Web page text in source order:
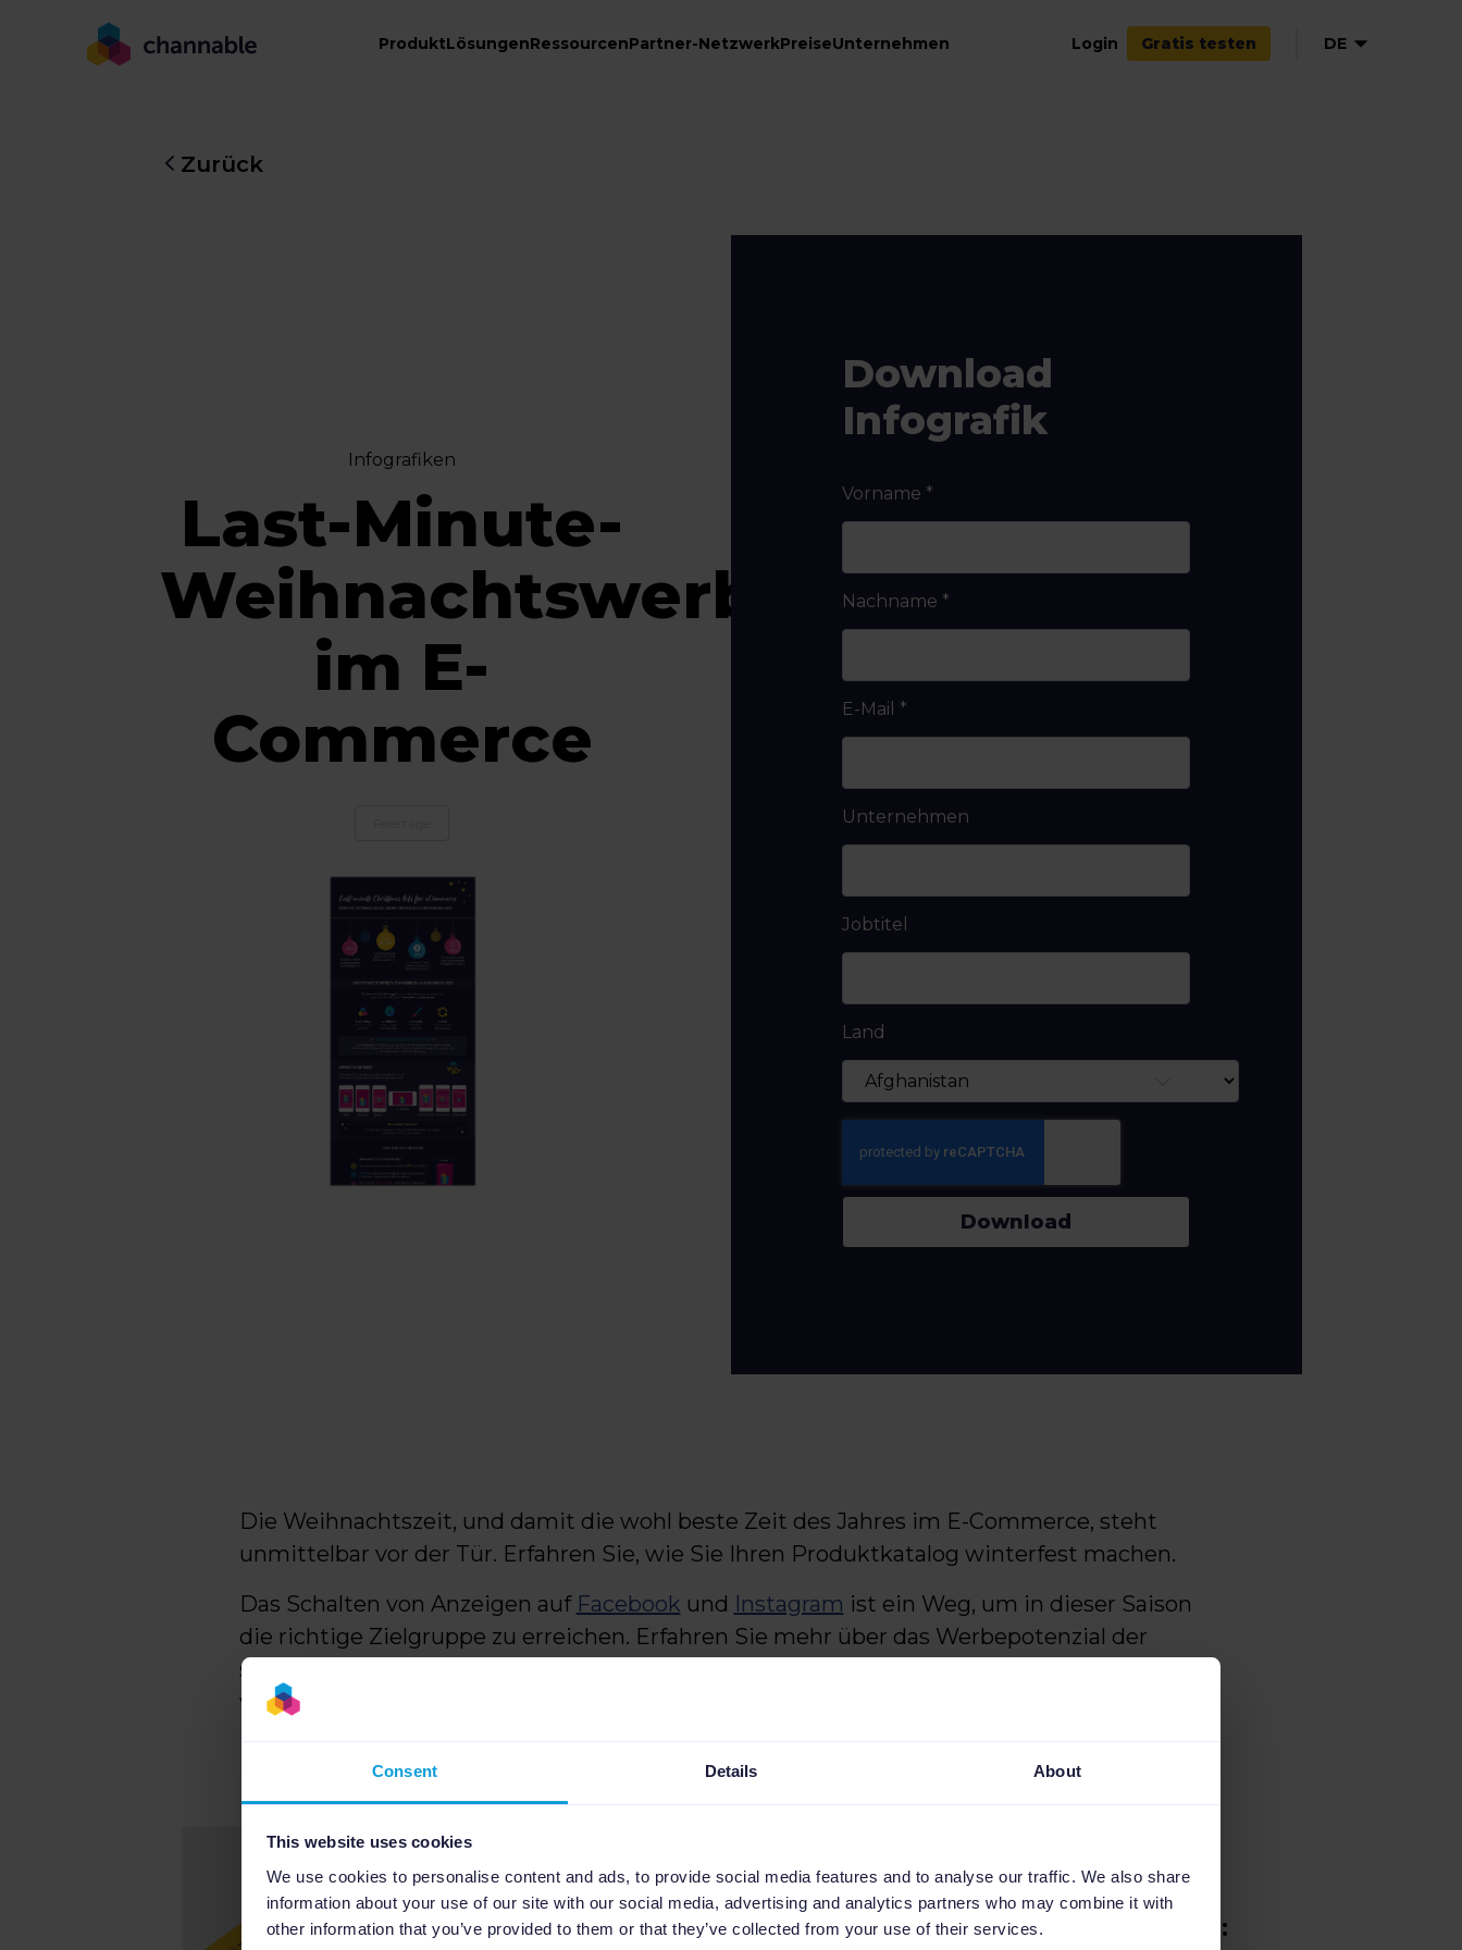
Consent Details About
This website uses cookies
We use cookies to personalise content and ads, to provide social media features and to analyse our traffic. We also share
information about your use of our site with our social media, advertising and analytics partners who may combine it with
other information that you’ve provided to them or that they’ve collected from your use of their services.
ProduktLösungenRessourcenPartner-NetzwerkPreiseUnternehmen Login Gratis testen DE
Zurück
Infografiken
Last-Minute-
Weihnachtswerbung
im E-
Commerce
Download
Infografik
Vorname *
Nachname *
E-Mail *
Unternehmen
Jobtitel
Land
Download
Die Weihnachtszeit, und damit die wohl beste Zeit des Jahres im E-Commerce, steht
unmittelbar vor der Tür. Erfahren Sie, wie Sie Ihren Produktkatalog winterfest machen.
Das Schalten von Anzeigen auf Facebook und Instagram ist ein Weg, um in dieser Saison
die richtige Zielgruppe zu erreichen. Erfahren Sie mehr über das Werbepotenzial der
sozialen Medien und wie Sie mit Ihren Anzeigen auch kurzfristig gezielt Aufmerksamkeit
wecken können.
E-Commerce für
Agenturen: Wie du
Black Friday &
Weihnachten 2021: